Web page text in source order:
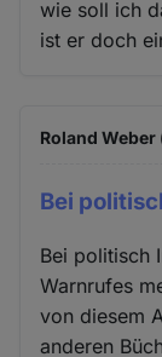
wie soll ich
ist er doch
Roland
Bei
Bei politisch
Warnrufes
von diesem
anderen